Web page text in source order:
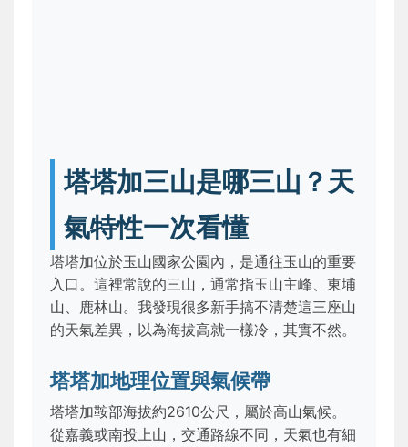
塔塔加三山是哪三山？天
氣特性一次看懂
塔塔加位於玉山國家公園內，是通往玉山的重要
入口。這裡常說的三山，通常指玉山主峰、東埔
山、鹿林山。我發現很多新手搞不清楚這三座山
的天氣差異，以為海拔高就一樣冷，其實不然。
塔塔加地理位置與氣候帶
塔塔加鞍部海拔約2610公尺，屬於高山氣候。
從嘉義或南投上山，交通路線不同，天氣也有細